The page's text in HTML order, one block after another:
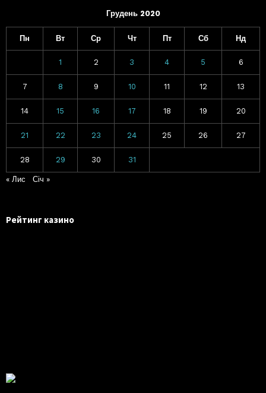
Грудень 2020
Пн Вт Ср Чт Пт Сб Нд
1 2 3 4 5 6
7 8 9 10 11 12 13
14 15 16 17 18 19 20
21 22 23 24 25 26 27
28 29 30 31
« Лис Січ »
Рейтинг казино